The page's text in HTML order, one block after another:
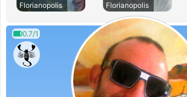
Florianopolis
Florianopolis
0.7/1